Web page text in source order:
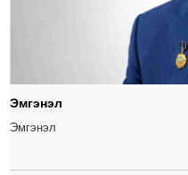
Эмгэнэл
Эмгэнэл